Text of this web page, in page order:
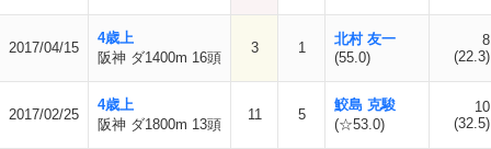
2017/04/15
4歳上
阪神 ダ1400m 16頭
3 1
北村 友一
(55.0)
8
(22.3)
2017/02/25
4歳上
阪神 ダ1800m 13頭
11 5
鮫島 克駿
(☆53.0)
10
(32.5)